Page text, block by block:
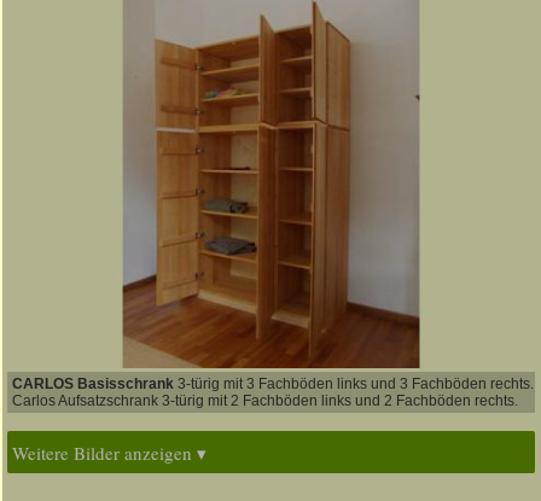
CARLOS Basisschrank 3-türig mit 3 Fachböden links und 3 Fachböden rechts.
Carlos Aufsatzschrank 3-türig mit 2 Fachböden links und 2 Fachböden rechts.
Weitere Bilder anzeigen ▾